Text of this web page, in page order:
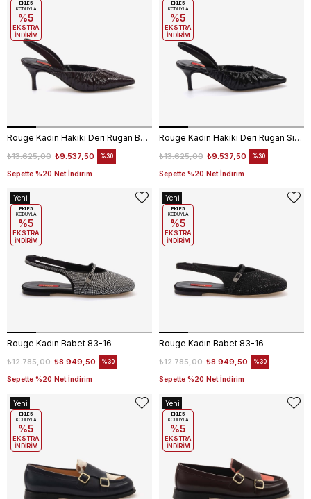
Rouge Kadın Hakiki Deri Rugan Bordo Topuklu Ayakkabı 330-11
₺9.537,50
₺13.625,00
Sepette %20 Net İndirim
%30
Ürün
EKLE5
KODUYLA
%5
EKSTRA
İNDİRİM
Rouge Kadın Hakiki Deri Rugan Siyah Topuklu Ayakkabı 330-11
₺9.537,50
₺13.625,00
Sepette %20 Net İndirim
%30
Ürün
EKLE5
KODUYLA
%5
EKSTRA
İNDİRİM
Rouge Kadın Babet 83-16
₺8.949,50
₺12.785,00
Sepette %20 Net İndirim
%30
Yeni
Ürün
EKLE5
KODUYLA
%5
EKSTRA
İNDİRİM
Rouge Kadın Babet 83-16
₺8.949,50
₺12.785,00
Sepette %20 Net İndirim
%30
Yeni
Ürün
EKLE5
KODUYLA
%5
EKSTRA
İNDİRİM
Yeni
Ürün
EKLE5
KODUYLA
%5
EKSTRA
İNDİRİM
Yeni
Ürün
EKLE5
KODUYLA
%5
EKSTRA
İNDİRİM